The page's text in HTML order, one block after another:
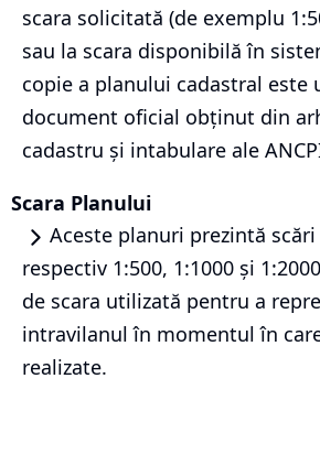
scara solicitată (de exemplu
sau la scara disponibilă în
copie a planului cadastral este
document oficial obținut din
cadastru și intabulare ale
Scara Planului
Aceste planuri prezintă
respectiv 1:500, 1:1000 și
de scara utilizată pentru a
intravilanul în momentul în
realizate.